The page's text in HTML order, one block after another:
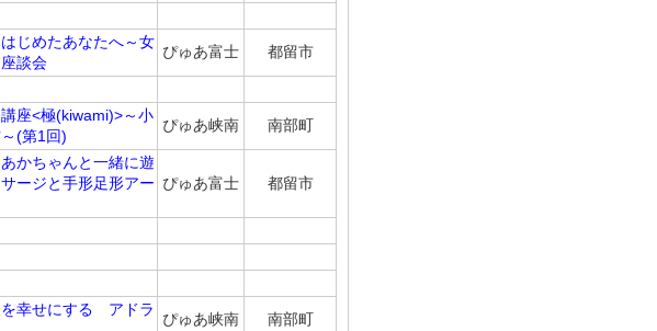
じめたあなたへ～女
談会
ぴゅあ富士 都留市
座<極(kiwami)>～小
(第1回)
ぴゅあ峡南 南部町
あかちゃんと一緒に遊
ージと手形足形アー ぴゅあ富士 都留市
を幸せにする アドラ
ぴゅあ峡南 南部町